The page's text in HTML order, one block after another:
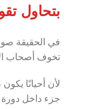
بتحاول
في الحقيقة
تخوف أصحاب
لأن أحيانًا
جزء داخل دورة